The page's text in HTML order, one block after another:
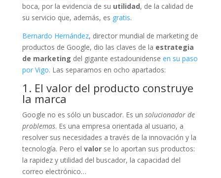
boca, por la evidencia de su utilidad, de la calidad de
su servicio que, además, es gratis.
Bernardo Hernández, director mundial de marketing de
productos de Google, dio las claves de la estrategia
de marketing del gigante estadounidense en su paso
por Vigo. Las separamos en ocho apartados:
1. El valor del producto construye
la marca
Google no es sólo un buscador. Es un solucionador de
problemas. Es una empresa orientada al usuario, a
resolver sus necesidades a través de la innovación y la
tecnología. Pero el valorse lo aportan sus productos:
la rapidez y utilidad del buscador, la capacidad del
correo electrónico…